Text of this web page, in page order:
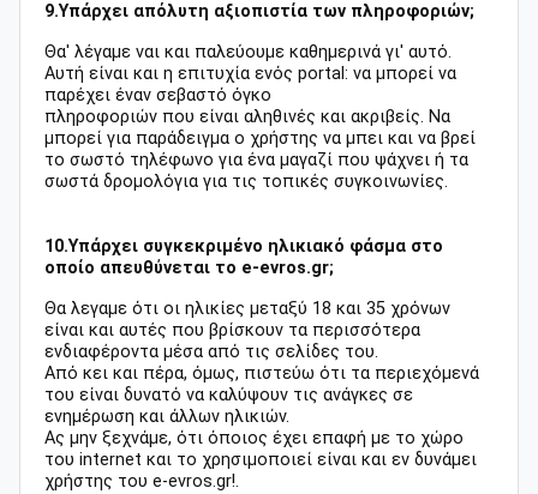
9.Υπάρχει απόλυτη αξιοπιστία των πληροφοριών;
Θα' λέγαμε ναι και παλεύουμε καθημερινά γι' αυτό.
Αυτή είναι και η επιτυχία ενός portal: να μπορεί να
παρέχει έναν σεβαστό όγκο
πληροφοριών που είναι αληθινές και ακριβείς. Να
μπορεί για παράδειγμα ο χρήστης να μπει και να βρεί
το σωστό τηλέφωνο για ένα μαγαζί που ψάχνει ή τα
σωστά δρομολόγια για τις τοπικές συγκοινωνίες.
10.Υπάρχει συγκεκριμένο ηλικιακό φάσμα στο
οποίο απευθύνεται το e-evros.gr;
Θα λεγαμε ότι οι ηλικίες μεταξύ 18 και 35 χρόνων
είναι και αυτές που βρίσκουν τα περισσότερα
ενδιαφέροντα μέσα από τις σελίδες του.
Από κει και πέρα, όμως, πιστεύω ότι τα περιεχόμενά
του είναι δυνατό να καλύψουν τις ανάγκες σε
ενημέρωση και άλλων ηλικιών.
Ας μην ξεχνάμε, ότι όποιος έχει επαφή με το χώρο
του internet και το χρησιμοποιεί είναι και εν δυνάμει
χρήστης του e-evros.gr!.